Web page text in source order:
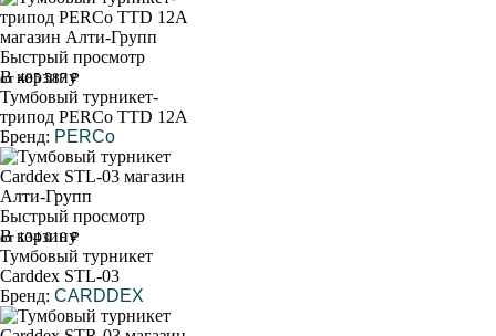
Быстрый просмотр
В корзину
от 485 587 ₽
Тумбовый турникет-
трипод PERCo TTD 12A
Бренд: PERCo
Быстрый просмотр
В корзину
от 134 010 ₽
Тумбовый турникет
Carddex STL-03
Бренд: CARDDEX